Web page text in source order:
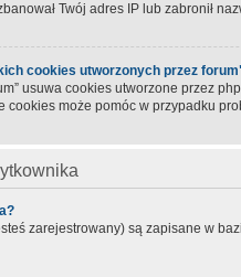
Twój adres IP lub zabronił
cookies utworzonych przez
usuwa cookies utworzone przez
cookies może pomóc w przypadku
zarejestrowany) są zapisane w